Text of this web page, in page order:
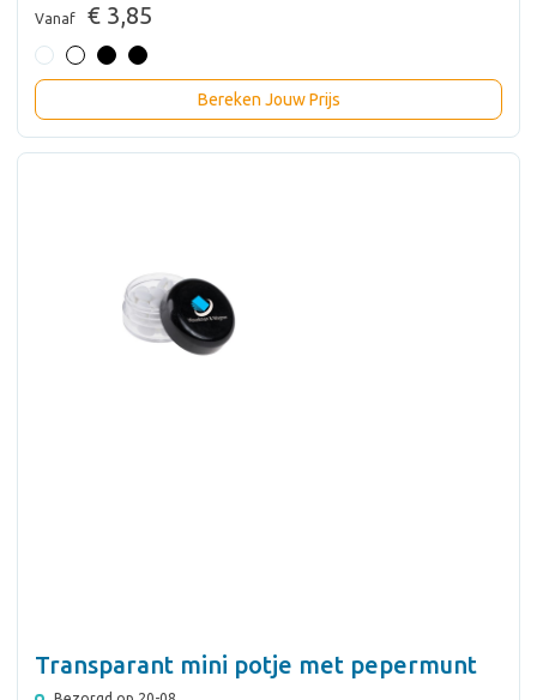
Vanaf € 3,85
Bereken Jouw Prijs
Transparant mini potje met pepermunt